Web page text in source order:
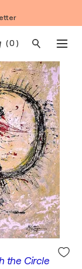
( 0 )
the Circle